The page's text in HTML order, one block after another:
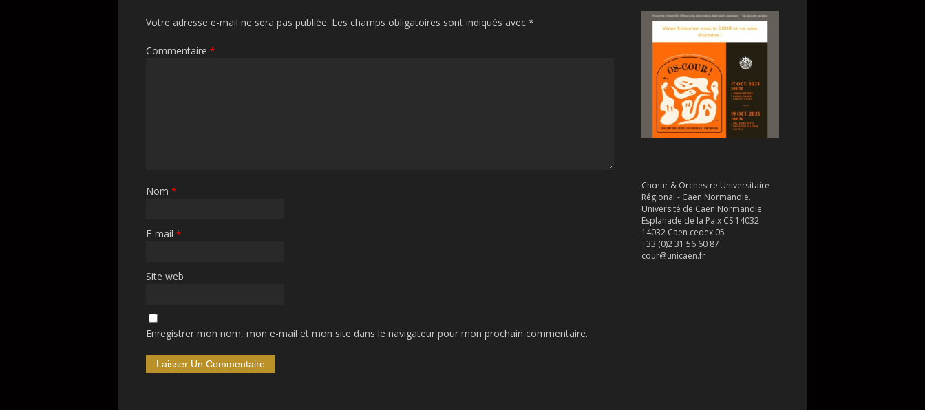
Votre adresse e-mail ne sera pas publiée. Les champs obligatoires sont indiqués avec *
Commentaire *
Nom *
E-mail *
Site web
Enregistrer mon nom, mon e-mail et mon site dans le navigateur pour mon prochain commentaire.
Chœur & Orchestre Universitaire
Régional - Caen Normandie.
Université de Caen Normandie
Esplanade de la Paix CS 14032
14032 Caen cedex 05
+33 (0)2 31 56 60 87
cour@unicaen.fr